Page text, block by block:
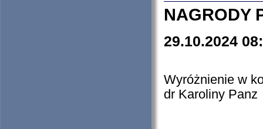
NAGRODY
29.10.2024
Wyróżnienie w
dr Karoliny Panz